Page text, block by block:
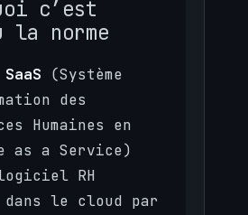
c’est
la norme
(Système
des
Humaines en
as a Service)
RH
dans le cloud par